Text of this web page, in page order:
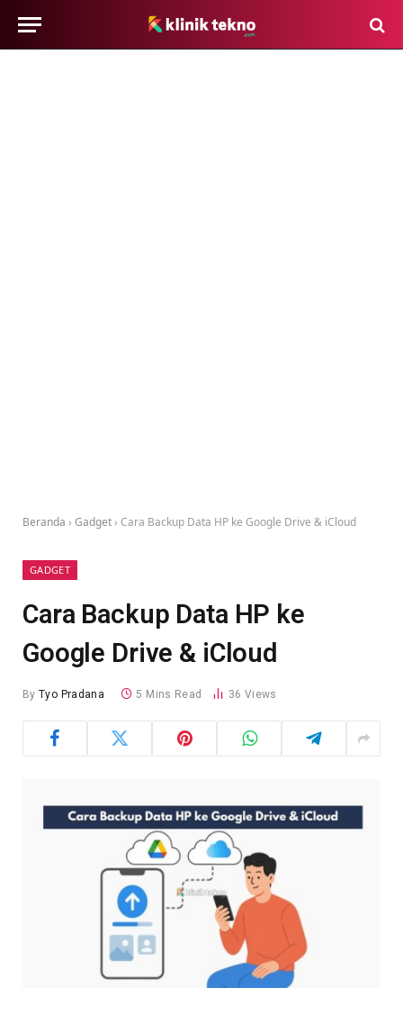
Beranda › Gadget › Cara Backup Data HP ke Google Drive & iCloud
GADGET
Cara Backup Data HP ke
Google Drive & iCloud
By Tyo Pradana 5 Mins Read 36 Views